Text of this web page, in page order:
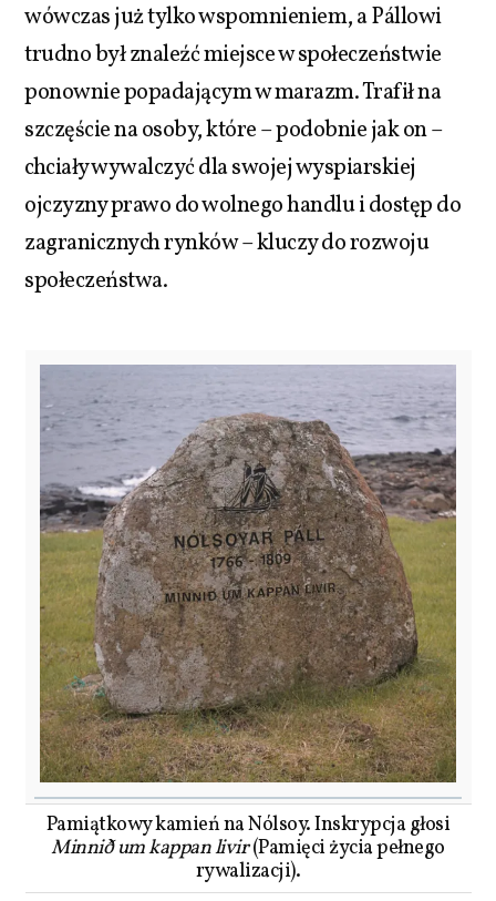
wówczas już tylko wspomnieniem, a Pállowi
trudno był znaleźć miejsce w społeczeństwie
ponownie popadającym w marazm. Trafił na
szczęście na osoby, które – podobnie jak on –
chciały wywalczyć dla swojej wyspiarskiej
ojczyzny prawo do wolnego handlu i dostęp do
zagranicznych rynków – kluczy do rozwoju
społeczeństwa.
Pamiątkowy kamień na Nólsoy. Inskrypcja głosi
Minnið um kappan livir(Pamięci życia pełnego
rywalizacji).